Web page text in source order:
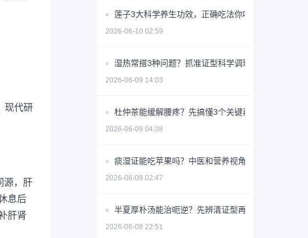
现代研
源，肝
息后
肝肾
莲子3大科学养生功效，正确吃法你吃对了吗？
2026-06-10 02:59
湿热常搭3种问题？抓准证型科学调理少走弯路
2026-06-09 14:03
杜仲茶能缓解腰疼？先搞懂3个关键再喝
2026-06-09 04:08
痰湿证能吃苹果吗？中医和营养视角详解
2026-06-09 02:47
半夏厚朴汤能治呃逆？先辨清证型再用
2026-06-08 22:51